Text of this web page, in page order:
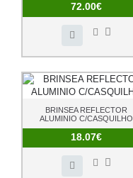
72.00€
BRINSEA REFLECTOR
ALUMINIO C/CASQUILHO
18.07€